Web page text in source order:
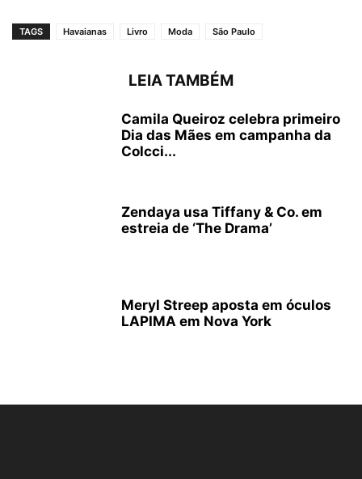
TAGS Havaianas Livro Moda São Paulo
LEIA TAMBÉM
Camila Queiroz celebra primeiro
Dia das Mães em campanha da
Colcci...
Zendaya usa Tiffany & Co. em
estreia de ‘The Drama’
Meryl Streep aposta em óculos
LAPIMA em Nova York